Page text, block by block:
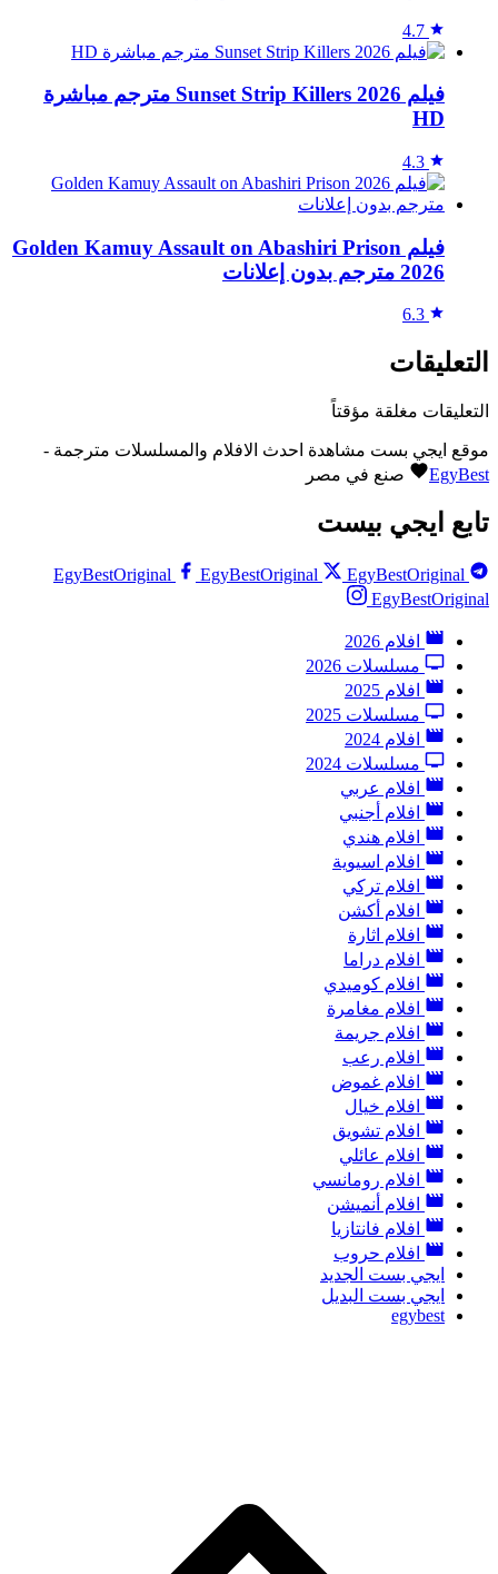
4.7
فيلم Sunset Strip Killers 2026 مترجم مباشرة
HD
4.3
فيلم Golden Kamuy Assault on Abashiri Prison
2026 مترجم بدون إعلانات
6.3
التعليقات
التعليقات مغلقة مؤقتاً
موقع ايجي بست مشاهدة احدث الافلام والمسلسلات مترجمة -
EgyBest
صنع في مصر
تابع ايجي بيست
EgyBestOriginal EgyBestOriginal
EgyBestOriginal
EgyBestOriginal
افلام 2026
مسلسلات 2026
افلام 2025
مسلسلات 2025
افلام 2024
مسلسلات 2024
افلام عربي
افلام أجنبي
افلام هندي
افلام اسيوية
افلام تركي
افلام أكشن
افلام اثارة
افلام دراما
افلام كوميدي
افلام مغامرة
افلام جريمة
افلام رعب
افلام غموض
افلام خيال
افلام تشويق
افلام عائلي
افلام رومانسي
افلام أنميشن
افلام فانتازيا
افلام حروب
ايجي بست الجديد
ايجي بست البديل
egybest